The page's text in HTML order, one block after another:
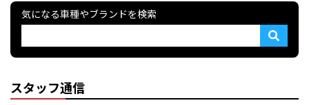
気になる車種やブランドを検索
スタッフ通信